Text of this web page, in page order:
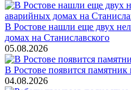
В Ростове нашли еще двух
домах на Станиславского
05.08.2026
В Ростове появится
04.08.2026